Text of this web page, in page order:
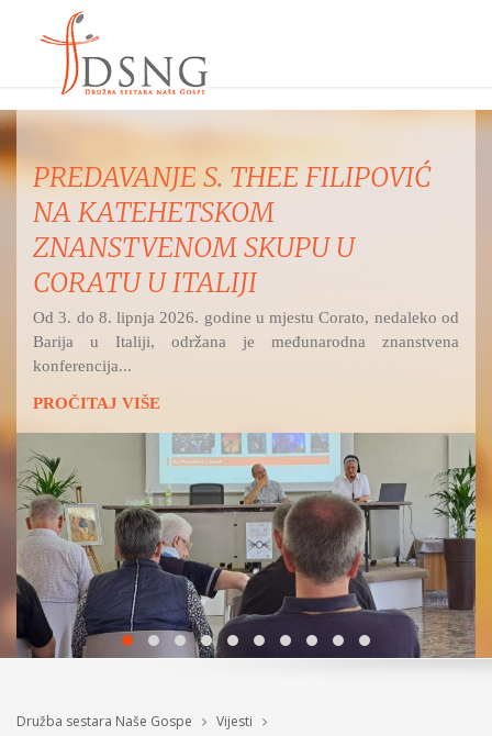
PREDAVANJE S. THEE FILIPOVIĆ
NA KATEHETSKOM
ZNANSTVENOM SKUPU U
CORATU U ITALIJI
Od 3. do 8. lipnja 2026. godine u mjestu Corato, nedaleko od
Barija u Italiji, održana je međunarodna znanstvena
konferencija...
PROČITAJ VIŠE
Družba sestara Naše Gospe
Vijesti